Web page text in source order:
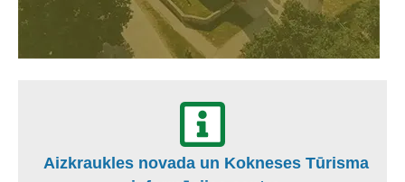
Aizkraukles novada un Kokneses Tūrisma